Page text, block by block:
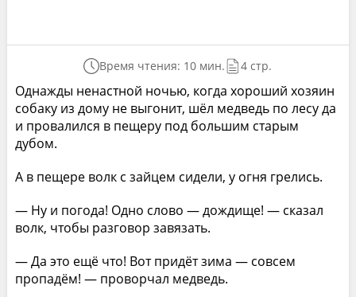
Время чтения: 10 мин. 4 стр.
Однажды ненастной ночью, когда хороший хозяин
собаку из дому не выгонит, шёл медведь по лесу да
и провалился в пещеру под большим старым
дубом.
А в пещере волк с зайцем сидели, у огня грелись.
— Ну и погода! Одно слово — дождище! — сказал
волк, чтобы разговор завязать.
— Да это ещё что! Вот придёт зима — совсем
пропадём! — проворчал медведь.